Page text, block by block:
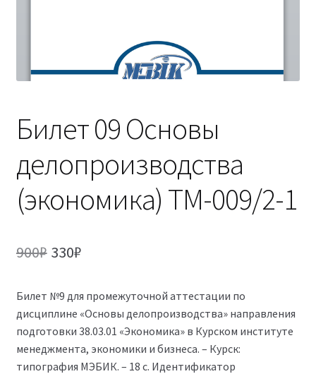
38.04.04 Государственное и муниципальное
управление 2,5 года (Магистратура)
Билет 09 Основы
делопроизводства
(экономика) ТМ-009/2-1
900₽ Первоначальная
составляла
900₽.
330₽Текущая
330₽.
Билет №9 для промежуточной аттестации по
дисциплине «Основы делопроизводства» направления
подготовки 38.03.01 «Экономика» в Курском институте
менеджмента, экономики и бизнеса. – Курск:
типография МЭБИК. – 18 с. Идентификатор